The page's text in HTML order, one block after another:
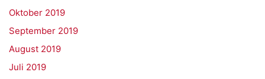
Oktober 2019
September 2019
August 2019
Juli 2019